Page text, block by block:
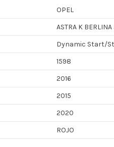
OPEL
ASTRA K BERLINA
Dynamic Start/
1598
2016
2015
2020
ROJO